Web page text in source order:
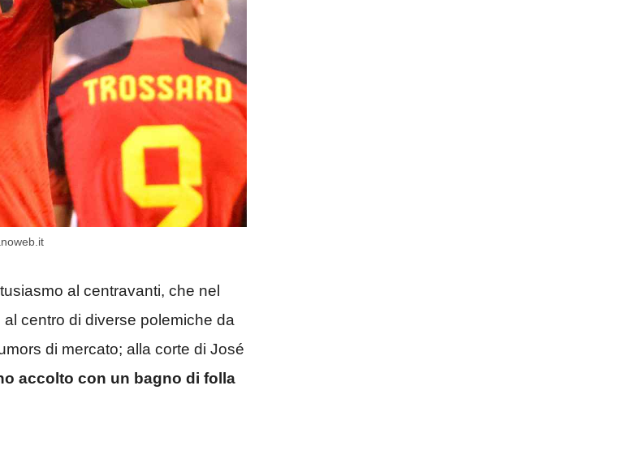
al centravanti, che nel
al centro di diverse polemiche da
di mercato; alla corte di José
accolto con un bagno di folla